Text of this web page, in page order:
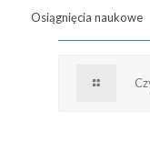
Osiągnięcia naukowe